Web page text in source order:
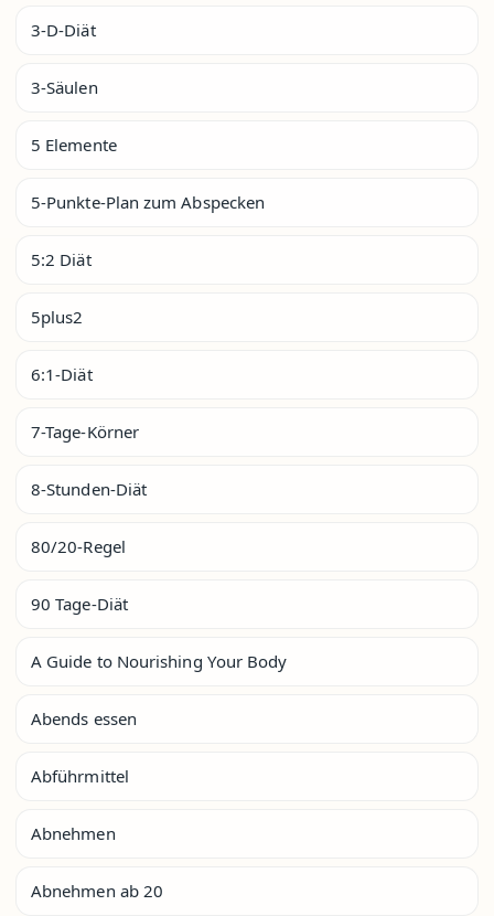
3-D-Diät
3-Säulen
5 Elemente
5-Punkte-Plan zum Abspecken
5:2 Diät
5plus2
6:1-Diät
7-Tage-Körner
8-Stunden-Diät
80/20-Regel
90 Tage-Diät
A Guide to Nourishing Your Body
Abends essen
Abführmittel
Abnehmen
Abnehmen ab 20